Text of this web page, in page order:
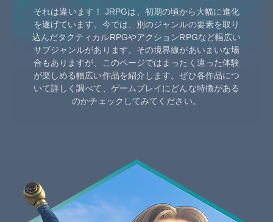
それは違います！ JRPGは、初期の頃から大幅に進化
を遂げています。今では、別のジャンルの要素を取り
込んだタクティカルRPGやアクションRPGなど幅広い
サブジャンルがあります。その境界線があいまいな場
合もありますが、このページではまったく違った体験
が楽しめる幅広い作品を紹介します。ぜひ各作品につ
いて詳しく調べて、ゲームプレイにどんな特徴がある
のかチェックしてみてください。